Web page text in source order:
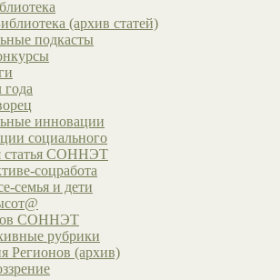
(архив статей)
подкасты
инновации
социального
статья СОННЭТ
соцработа
семья и дети
СОННЭТ
рубрики
Регионов (архив)